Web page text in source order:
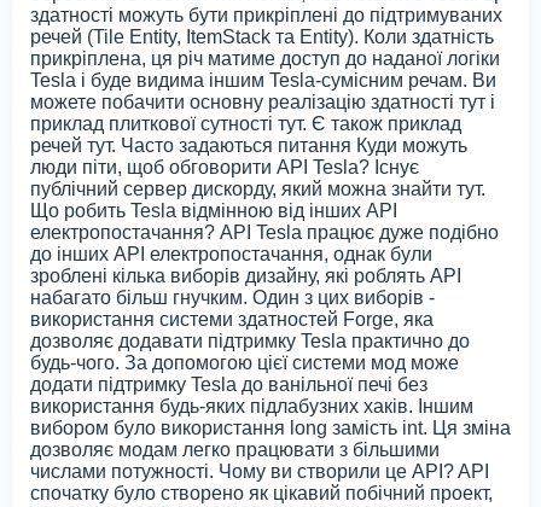
здатності можуть бути прикріплені до підтримуваних
речей (Tile Entity, ItemStack та Entity). Коли здатність
прикріплена, ця річ матиме доступ до наданої логіки
Tesla і буде видима іншим Tesla-сумісним речам. Ви
можете побачити основну реалізацію здатності тут і
приклад плиткової сутності тут. Є також приклад
речей тут. Часто задаються питання Куди можуть
люди піти, щоб обговорити API Tesla? Існує
публічний сервер дискорду, який можна знайти тут.
Що робить Tesla відмінною від інших API
електропостачання? API Tesla працює дуже подібно
до інших API електропостачання, однак були
зроблені кілька виборів дизайну, які роблять API
набагато більш гнучким. Один з цих виборів -
використання системи здатностей Forge, яка
дозволяє додавати підтримку Tesla практично до
будь-чого. За допомогою цієї системи мод може
додати підтримку Tesla до ванільної печі без
використання будь-яких підлабузних хаків. Іншим
вибором було використання long замість int. Ця зміна
дозволяє модам легко працювати з більшими
числами потужності. Чому ви створили це API? API
спочатку було створено як цікавий побічний проект,